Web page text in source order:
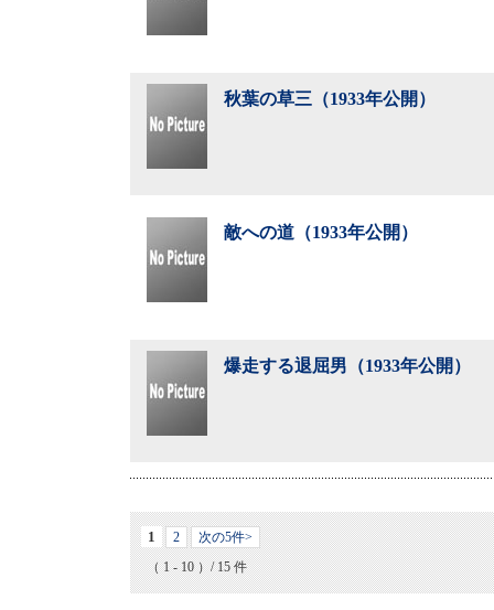
秋葉の草三（1933年公開）
敵への道（1933年公開）
爆走する退屈男（1933年公開）
1 2
次の5件>
（ 1 - 10 ）/ 15 件